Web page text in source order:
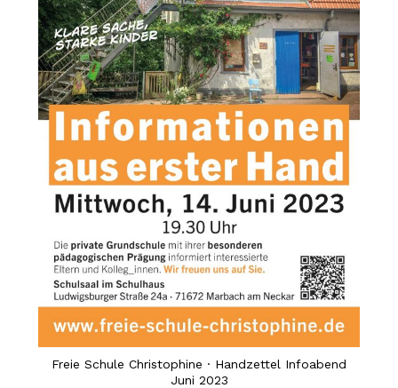
Freie Schule Christophine · Handzettel Infoabend
Juni 2023